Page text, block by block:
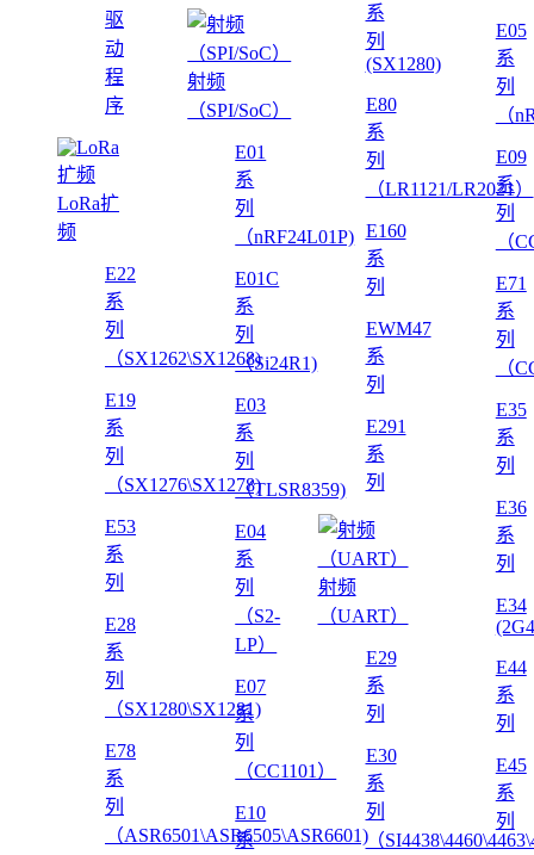
驱
动
程
序
LoRa扩
频
E22
系
列
（SX1262\SX1268)
E19
系
列
（SX1276\SX1278)
E53
系
列
E28
系
列
（SX1280\SX1281)
E78
系
列
（ASR6501\ASR6505\ASR6601)
射频
（SPI/SoC）
E01
系
列
（nRF24L01P)
E01C
系
列
（Si24R1)
E03
系
列
（TLSR8359)
E04
系
列
（S2-
LP）
E07
系
列
（CC1101）
E10
系
系
列
(SX1280)
E80
系
列
（LR1121/LR2021）
E160
系
列
EWM47
系
列
E291
系
列
射频
（UART）
E29
系
列
E30
系
列
（
E05
系
列
（
E09
系
列
（
E71
系
列
（
E35
系
列
E36
系
列
E34
E44
系
列
E45
系
列